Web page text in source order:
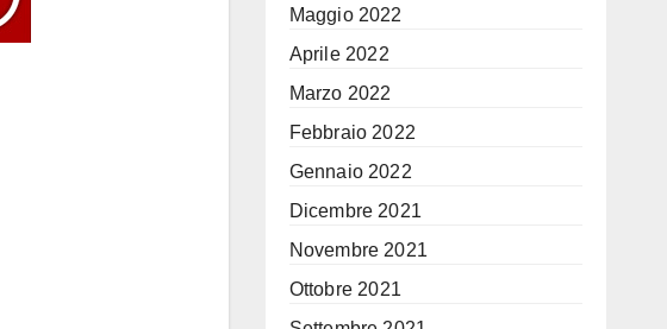
Maggio 2022
Aprile 2022
Marzo 2022
Febbraio 2022
Gennaio 2022
Dicembre 2021
Novembre 2021
Ottobre 2021